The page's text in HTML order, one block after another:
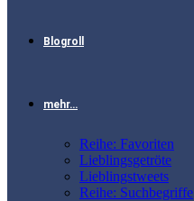
Blogroll
mehr…
Reihe: Favoriten
Lieblingsgetröte
Lieblingstweets
Reihe: Suchbegriffe